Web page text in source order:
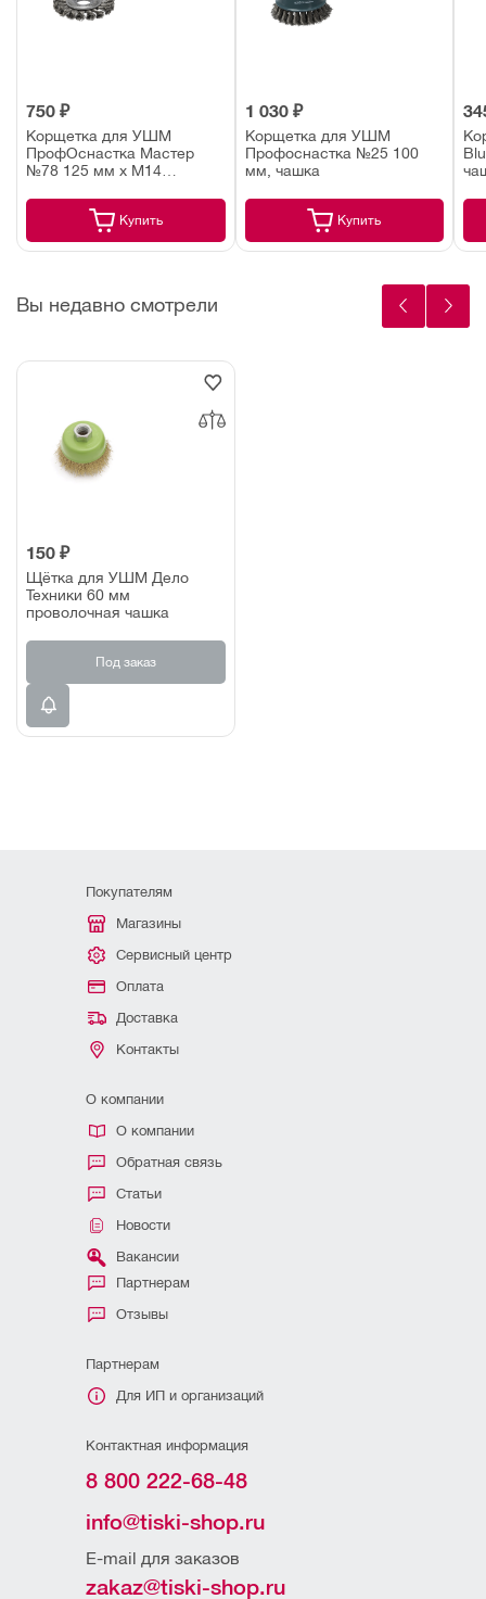
750 ₽
Корщетка для УШМ
ПрофОснастка Мастер
№78 125 мм х М14
Купить
1 030 ₽
Корщетка для УШМ
Профоснастка №25 100
мм, чашка
Купить
Вы недавно смотрели
150 ₽
Щётка для УШМ Дело
Техники 60 мм
проволочная чашка
Под заказ
Покупателям
Магазины
Сервисный центр
Оплата
Доставка
Контакты
О компании
О компании
Обратная связь
Статьи
Новости
Вакансии
Партнерам
Отзывы
Партнерам
Для ИП и организаций
Контактная информация
8 800 222-68-48
info@tiski-shop.ru
E-mail для заказов
zakaz@tiski-shop.ru